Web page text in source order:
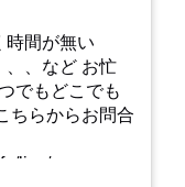
時間が無い
、、など お忙
でもどこでも
ちらからお問合
live/